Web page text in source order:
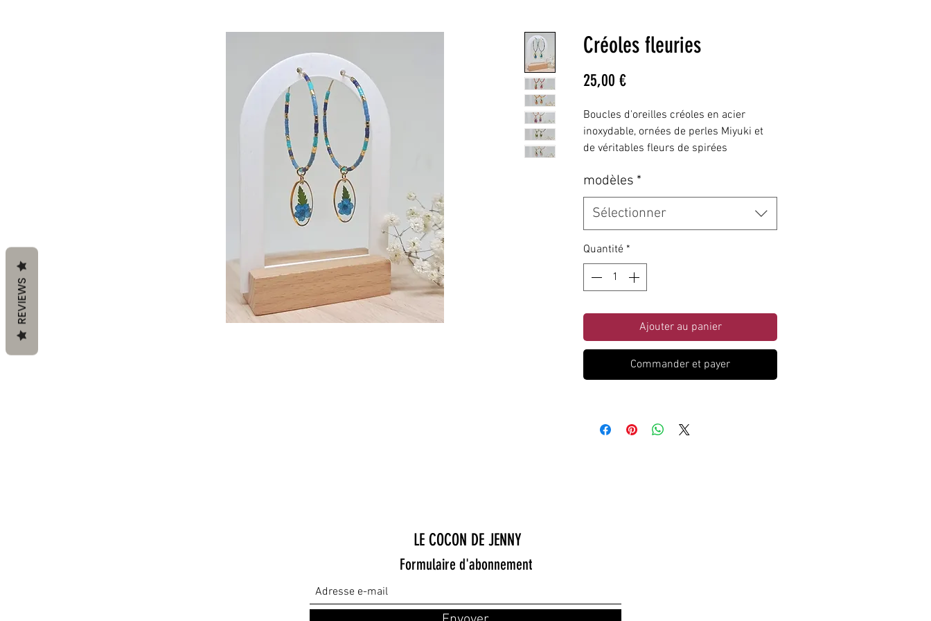
Créoles fleuries
25,00 €Prix
Boucles d'oreilles créoles en acier
inoxydable, ornées de perles Miyuki et
de véritables fleurs de spirées
Une création artisanale légère, colorée et
poétique, qui apporte une touche de
nature et d'élégance à toutes vos tenues.
modèles *
Sélectionner
Quantité *
Ajouter au panier
Commander et payer
LE COCON DE JENNY
Formulaire d'abonnement
REVIEWS